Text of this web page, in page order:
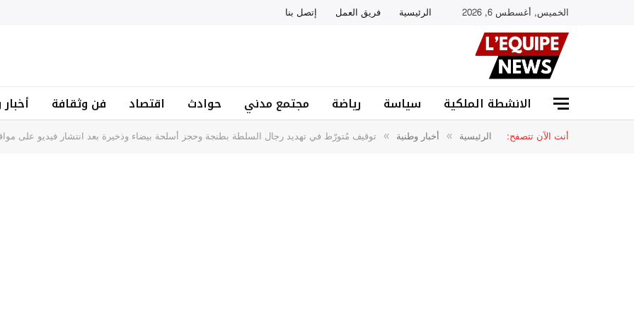
الخميس, أغسطس 6, 2026 الرئيسية فريق العمل إتصل بنا
الانشطة الملكية سياسة رياضة مجتمع مدني حوادث اقتصاد فن وثقافة
أنت الآن تتصفح: الرئيسية » أخبار وطنية » توقيف مُتورّط في تهديد رجال السلطة بطنجة وحجز أسلحة بيضاء وذخيرة بعد انتشار فيديو على